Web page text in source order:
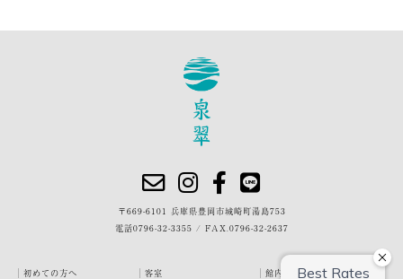
〒669-6101 兵庫県豊岡市城崎町湯島753
電話0796-32-3355 / FAX.0796-32-2637
初めての方へ 客室 館内・施設